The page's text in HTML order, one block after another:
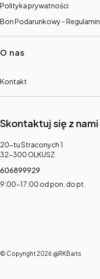
Polityka prywatności
Bon Podarunkowy - Regulamin
O nas
Kontakt
Skontaktuj się z nami
Adres:
20-tu Straconych 1
32-300 OLKUSZ
606899929
9:00-17:00 od pon. do pt.
© Copyright 2026 @RKBaits